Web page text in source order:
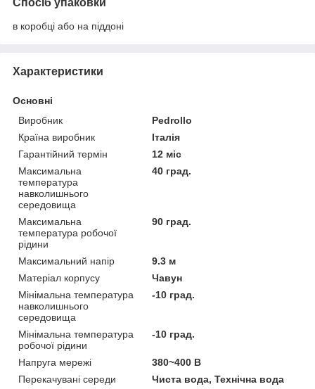
в коробці або на піддоні
Характеристики
Основні
Виробник
Pedrollo
Країна виробник
Італія
Гарантійний термін
12 міс
Максимальна
температура
навколишнього
середовища
40 град.
Максимальна
температура робочої
рідини
90 град.
Максимальний напір
9.3 м
Матеріал корпусу
Чавун
Мінімальна температура
навколишнього
середовища
-10 град.
Мінімальна температура
робочої рідини
-10 град.
Напруга мережі
380~400 В
Перекачувані середи
Чиста вода, Технічна вода